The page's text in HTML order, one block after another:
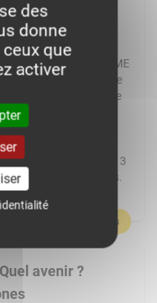
le rayon
fraîche découpe, la PME
affiche une croissance
Elle transforme plus de
différents et
ses ventes en GMS.
de Pontchâteau
année dépasser les 3
et légumes transformés.
[…]
En savoir plus
avenir ?
des
donne
que
activer